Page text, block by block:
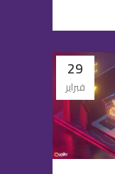
29
فبراير